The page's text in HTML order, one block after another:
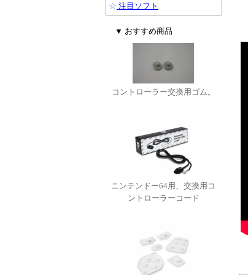
☆ 注目ソフト
▼ おすすめ商品
コントローラー交換用ゴム。
ニンテンドー64用、交換用コ
ントローラーコード